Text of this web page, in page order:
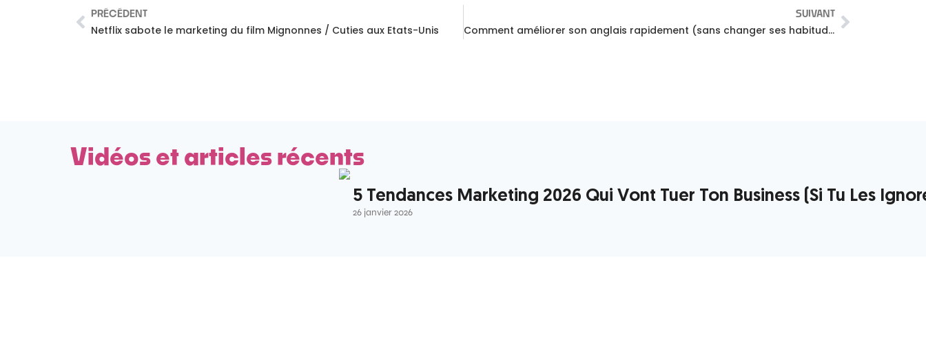
PRÉCÉDENT
Netflix sabote le marketing du film Mignonnes / Cuties aux Etats-Unis
SUIVANT
Comment améliorer son anglais rapidement (sans changer ses habitudes)
Vidéos et articles récents
5 Tendances Marketing 2026 Qui Vont Tuer Ton Business (Si Tu Les
26 janvier 2026